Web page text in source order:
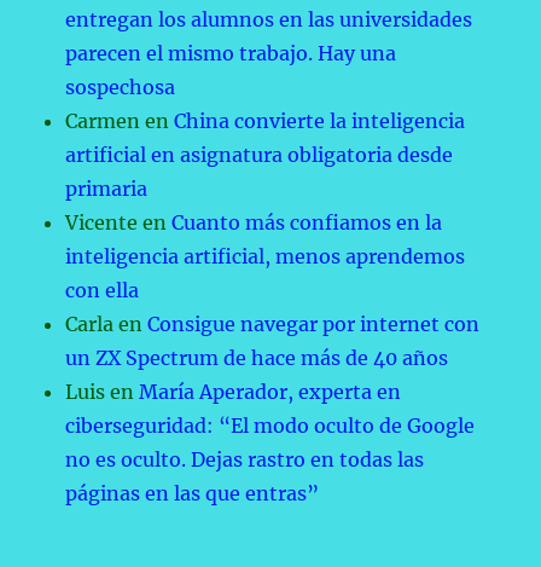
entregan los alumnos en las universidades
parecen el mismo trabajo. Hay una
sospechosa
Carmen enChina convierte la inteligencia
artificial en asignatura obligatoria desde
primaria
Vicente enCuanto más confiamos en la
inteligencia artificial, menos aprendemos
con ella
Carla enConsigue navegar por internet con
un ZX Spectrum de hace más de 40 años
Luis enMaría Aperador, experta en
ciberseguridad: “El modo oculto de Google
no es oculto. Dejas rastro en todas las
páginas en las que entras”